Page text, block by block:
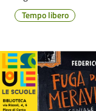
Tutti
gli
Seguici
su
Tempo libero